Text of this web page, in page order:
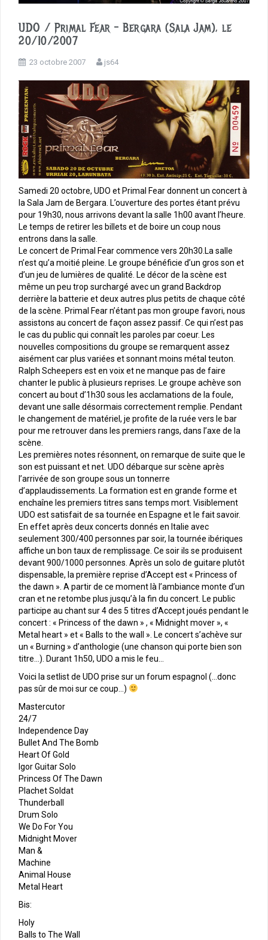
UDO / Primal Fear – Bergara (Sala Jam), le
20/10/2007
23 octobre 2007 js64
Samedi 20 octobre, UDO et Primal Fear donnent un concert à
la Sala Jam de Bergara. L’ouverture des portes étant prévu
pour 19h30, nous arrivons devant la salle 1h00 avant l’heure.
Le temps de retirer les billets et de boire un coup nous
entrons dans la salle.
Le concert de Primal Fear commence vers 20h30.La salle
n’est qu’a moitié pleine. Le groupe bénéficie d’un gros son et
d’un jeu de lumières de qualité. Le décor de la scène est
même un peu trop surchargé avec un grand Backdrop
derrière la batterie et deux autres plus petits de chaque côté
de la scène. Primal Fear n’étant pas mon groupe favori, nous
assistons au concert de façon assez passif. Ce qui n’est pas
le cas du public qui connaît les paroles par coeur. Les
nouvelles compositions du groupe se remarquent assez
aisément car plus variées et sonnant moins métal teuton.
Ralph Scheepers est en voix et ne manque pas de faire
chanter le public à plusieurs reprises. Le groupe achève son
concert au bout d’1h30 sous les acclamations de la foule,
devant une salle désormais correctement remplie. Pendant
le changement de matériel, je profite de la ruée vers le bar
pour me retrouver dans les premiers rangs, dans l’axe de la
scène.
Les premières notes résonnent, on remarque de suite que le
son est puissant et net. UDO débarque sur scène après
l’arrivée de son groupe sous un tonnerre
d’applaudissements. La formation est en grande forme et
enchaîne les premiers titres sans temps mort. Visiblement
UDO est satisfait de sa tournée en Espagne et le fait savoir.
En effet après deux concerts donnés en Italie avec
seulement 300/400 personnes par soir, la tournée ibériques
affiche un bon taux de remplissage. Ce soir ils se produisent
devant 900/1000 personnes. Après un solo de guitare plutôt
dispensable, la première reprise d’Accept est « Princess of
the dawn ». A partir de ce moment là l’ambiance monte d’un
cran et ne retombe plus jusqu’à la fin du concert. Le public
participe au chant sur 4 des 5 titres d’Accept joués pendant le
concert : « Princess of the dawn » , « Midnight mover », «
Metal heart » et « Balls to the wall ». Le concert s’achève sur
un « Burning » d’anthologie (une chanson qui porte bien son
titre…). Durant 1h50, UDO a mis le feu…
Voici la setlist de UDO prise sur un forum espagnol (…donc
pas sûr de moi sur ce coup…)
Mastercutor
24/7
Independence Day
Bullet And The Bomb
Heart Of Gold
Igor Guitar Solo
Princess Of The Dawn
Plachet Soldat
Thunderball
Drum Solo
We Do For You
Midnight Mover
Man &
Machine
Animal House
Metal Heart
Bis:
Holy
Balls to The Wall